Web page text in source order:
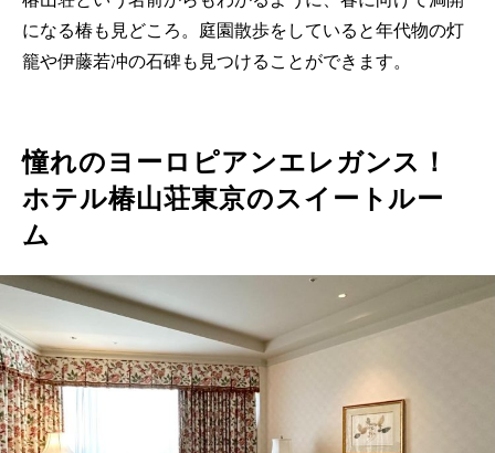
になる椿も見どころ。庭園散歩をしていると年代物の灯
籠や伊藤若冲の石碑も見つけることができます。
憧れのヨーロピアンエレガンス！
ホテル椿山荘東京のスイートルー
ム